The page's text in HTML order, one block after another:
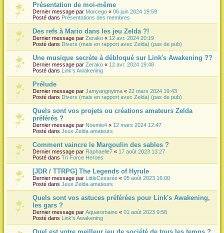
Présentation de moi-même
Dernier message par Morcego « 06 juin 2024 19:59
Posté dans Présentations des membres
Des refs à Mario dans les jeu Zelda ?!
Dernier message par Zerako « 12 avr. 2024 20:19
Posté dans Divers (mais en rapport avec Zelda) (pas de pub)
Une musique secrète à débloqué sur Link's Awakening ??
Dernier message par Zerako « 12 avr. 2024 19:48
Posté dans Link's Awakening
Prélude
Dernier message par Jamyangnyima « 22 mars 2024 19:43
Posté dans Divers (mais en rapport avec Zelda) (pas de pub)
Quels sont vos projets ou créations amateurs Zelda
préférés ?
Dernier message par Noemie4 « 12 mars 2024 12:47
Posté dans Jeux Zelda amateurs
Comment vaincre le Margoulin des sables ?
Dernier message par Raphaelle7 « 17 août 2023 13:27
Posté dans Tri Force Heroes
[JDR / TTRPG] The Legends of Hyrule
Dernier message par LittleCésarée « 05 août 2023 16:00
Posté dans Jeux Zelda amateurs
Quels sont vos astuces préférées pour Link's Awakening,
les gars ?
Dernier message par Aquaromaine « 01 août 2023 9:58
Posté dans Link's Awakening
Quel est votre meilleur jeu de société de tous les temps ?